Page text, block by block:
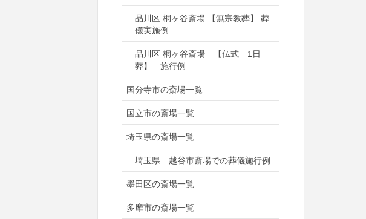
品川区 桐ヶ谷斎場 【無宗教葬】 葬
儀実施例
品川区 桐ヶ谷斎場 【仏式 1日
葬】 施行例
国分寺市の斎場一覧
国立市の斎場一覧
埼玉県の斎場一覧
埼玉県 越谷市斎場での葬儀施行例
墨田区の斎場一覧
多摩市の斎場一覧